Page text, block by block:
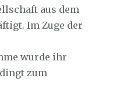
aus dem
Im Zuge der
wurde ihr
zum